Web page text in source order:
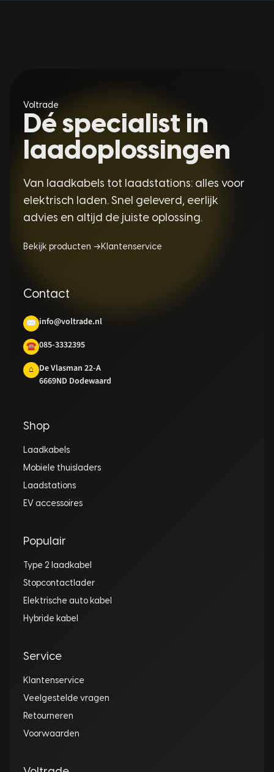
Voltrade
Dé specialist in
laadoplossingen
Van laadkabels tot laadstations: alles voor
elektrisch laden. Snel geleverd, eerlijk
advies en altijd de juiste oplossing.
Bekijk producten → Klantenservice
Contact
✉ info@voltrade.nl
☎ 085-3332395
⌂
De Vlasman 22-A
6669ND Dodewaard
Shop
Laadkabels
Mobiele thuisladers
Laadstations
EV accessoires
Populair
Type 2 laadkabel
Stopcontactlader
Elektrische auto kabel
Hybride kabel
Service
Klantenservice
Veelgestelde vragen
Retourneren
Voorwaarden